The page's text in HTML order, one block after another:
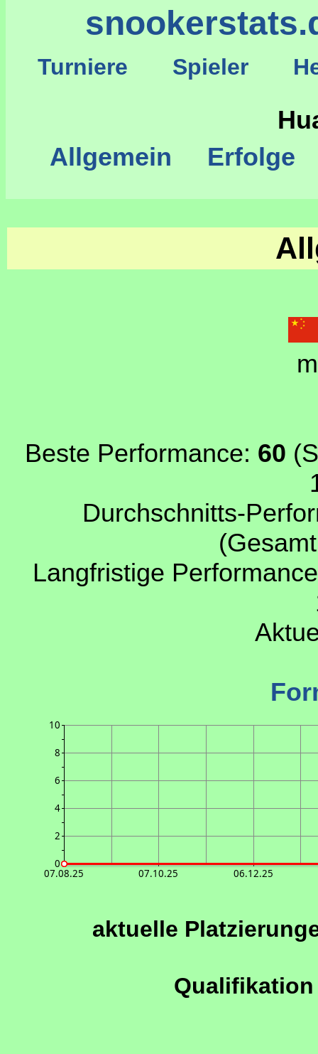
Turniere Spieler
Beste Performance: 60
Durchschnitts-
Langfristige
10
8
6
4
2
0
07.08.25 07.10.25 06.12.25
aktuelle
Qualifikation
Allgemein Erfolge